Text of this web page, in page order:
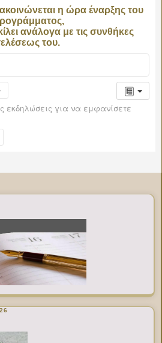
η ώρα έναρξης του
ανάλογα με τις συνθήκες
του.
εκδηλώσεις για να εμφανίσετε